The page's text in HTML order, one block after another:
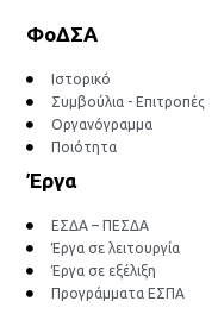
ΦοΔΣΑ
Ιστορικό
Συμβούλια - Επιτροπές
Οργανόγραμμα
Ποιότητα
Έργα
ΕΣΔΑ – ΠΕΣΔΑ
Έργα σε λειτουργία
Έργα σε εξέλιξη
Προγράμματα ΕΣΠΑ